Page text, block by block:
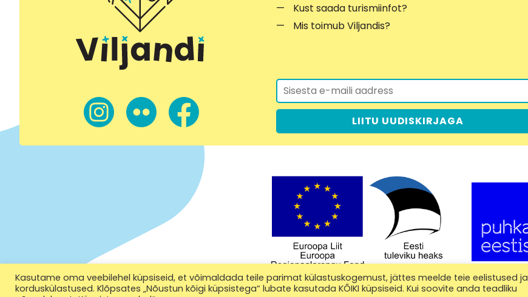
Kust saada turismiinfot?
Mis toimub Viljandis?
LIITU UUDISKIRJAGA
Eesti ametlik turismiinfo
Kasutame oma veebilehel küpsiseid, et võimaldada teile parimat külastuskogemust, jättes meelde teie eelistused ja
korduskülastused. Klõpsates „Nõustun kõigi küpsistega“ lubate kasutada KÕIKI küpsiseid. Kui soovite anda teadliku